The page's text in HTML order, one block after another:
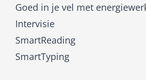
Goed in je vel met
Intervisie
SmartReading
SmartTyping